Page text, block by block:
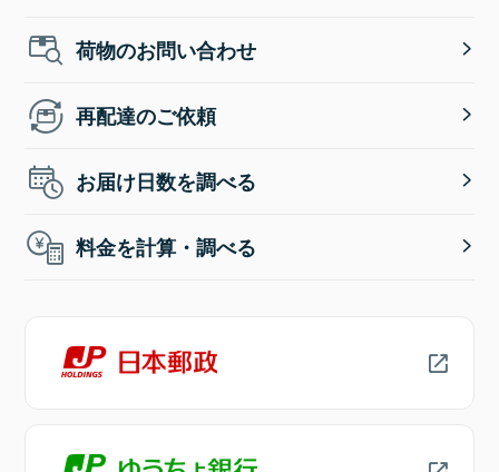
荷物のお問い合わせ
再配達のご依頼
お届け日数を調べる
料金を計算・調べる